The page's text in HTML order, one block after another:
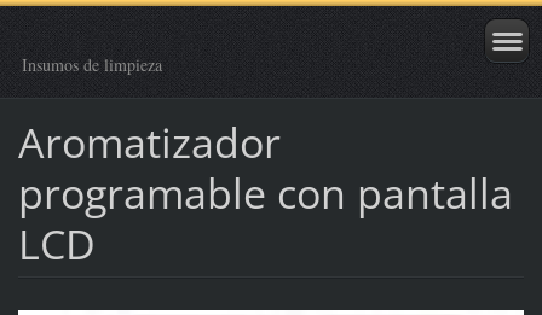
Insumos de limpieza
Aromatizador
programable con pantalla
LCD